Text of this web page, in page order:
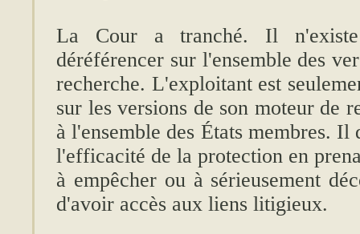
La Cour a tranché. Il
déréférencer sur l'ensemble des
recherche. L'exploitant est
sur les versions de son moteur de
à l'ensemble des États membres.
l'efficacité de la protection en
à empêcher ou à sérieusement
d'avoir accès aux liens litigieux.